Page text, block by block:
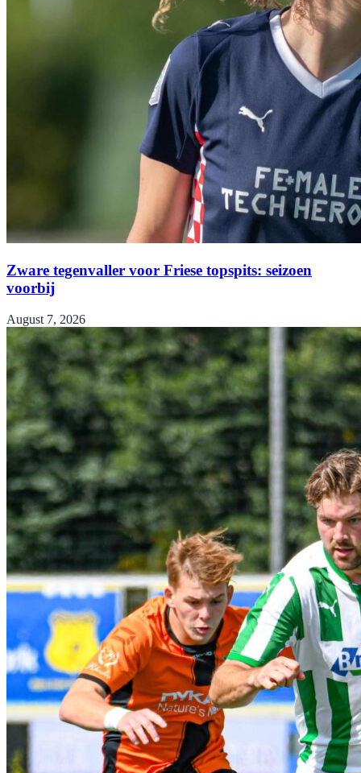
Zware tegenvaller voor Friese topspits: seizoen
voorbij
August 7, 2026